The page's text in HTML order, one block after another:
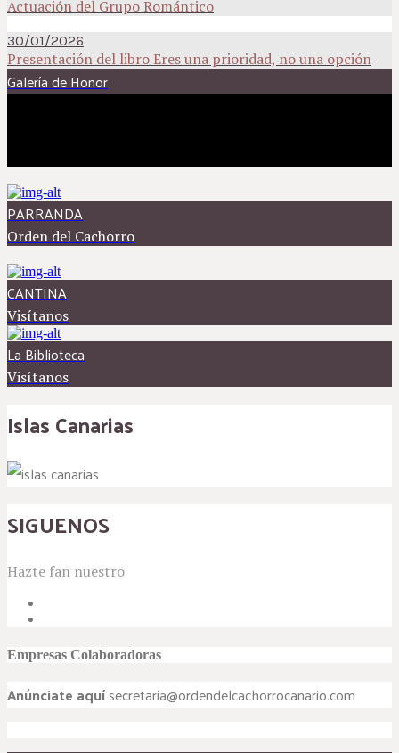
Actuación del Grupo Romántico
30/01/2026
Presentación del libro Eres una prioridad, no una opción
Galería de Honor
PARRANDA
Orden del Cachorro
CANTINA
Visítanos
La Biblioteca
Visítanos
Islas Canarias
SIGUENOS
Hazte fan nuestro
Empresas Colaboradoras
Anúnciate aquísecretaria@ordendelcachorrocanario.com